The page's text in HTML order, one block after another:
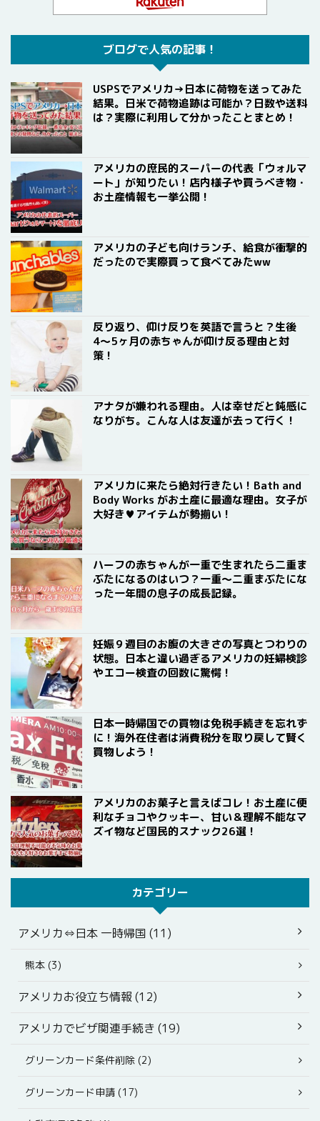
ブログで人気の記事！
USPSでアメリカ→日本に荷物を送ってみた
結果。日米で荷物追跡は可能か？日数や送料
は？実際に利用して分かったことまとめ！
アメリカの庶民的スーパーの代表「ウォルマ
ート」が知りたい！店内様子や買うべき物・
お土産情報も一挙公開！
アメリカの子ども向けランチ、給食が衝撃的
だったので実際買って食べてみたww
反り返り、仰け反りを英語で言うと？生後
4〜5ヶ月の赤ちゃんが仰け反る理由と対
策！
アナタが嫌われる理由。人は幸せだと鈍感に
なりがち。こんな人は友達が去って行く！
アメリカに来たら絶対行きたい！Bath and
Body Works がお土産に最適な理由。女子が
大好き♥アイテムが勢揃い！
ハーフの赤ちゃんが一重で生まれたら二重ま
ぶたになるのはいつ？一重〜二重まぶたにな
った一年間の息子の成長記録。
妊娠９週目のお腹の大きさの写真とつわりの
状態。日本と違い過ぎるアメリカの妊婦検診
やエコー検査の回数に驚愕！
日本一時帰国での買物は免税手続きを忘れず
に！海外在住者は消費税分を取り戻して賢く
買物しよう！
アメリカのお菓子と言えばコレ！お土産に便
利なチョコやクッキー、甘い＆理解不能なマ
ズイ物など国民的スナック26選！
カテゴリー
アメリカ⇔日本 一時帰国 (11)
熊本 (3)
アメリカお役立ち情報 (12)
アメリカでビザ関連手続き (19)
グリーンカード条件削除 (2)
グリーンカード申請 (17)